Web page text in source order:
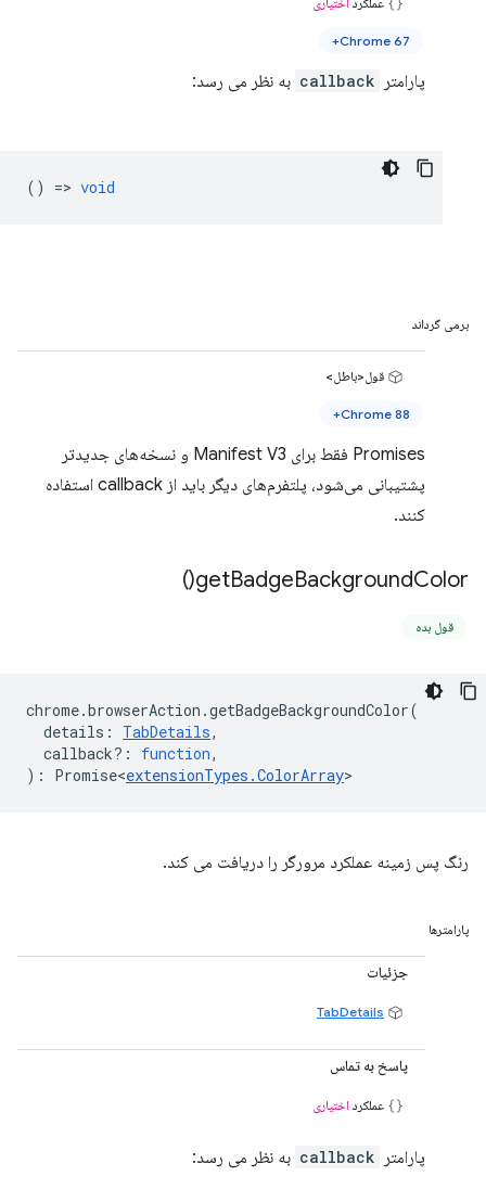
Chrome 67+
پارامتر callback به نظر می رسد:
() => void
برمی گرداند
قول<باطل>
Chrome 88+
Promises فقط برای Manifest V3 و نسخه‌های جدیدتر
پشتیبانی می‌شود، پلتفرم‌های دیگر باید از callback استفاده
کنند.
getBadgeBackgroundColor(
)
قول بده
chrome.browserAction .getBadgeBackgroundColor(
details : TabDetails,
callback? : function,
) : Promise<extensionTypes .ColorArray>
رنگ پس زمینه عملکرد مرورگر را دریافت می کند.
پارامترها
جزئیات
TabDetails
پاسخ به تماس
عملکرد اختیاری
پارامتر callback به نظر می رسد: